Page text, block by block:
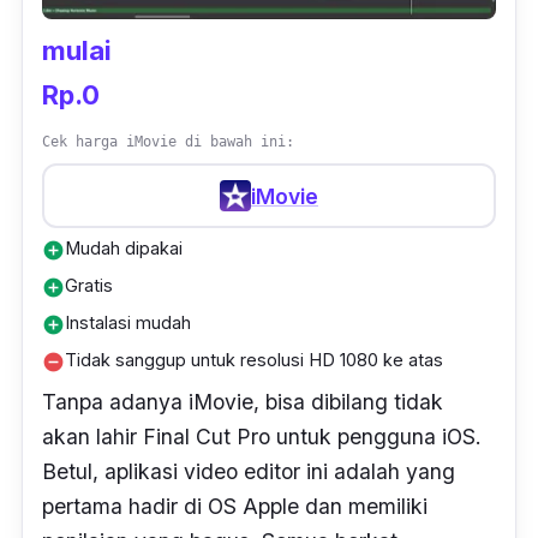
mulai
Rp.0
Cek harga iMovie di bawah ini:
iMovie
add_circleMudah dipakai
add_circleGratis
add_circleInstalasi mudah
remove_circleTidak sanggup untuk resolusi HD 1080 ke atas
Tanpa adanya iMovie, bisa dibilang tidak
akan lahir Final Cut Pro untuk pengguna iOS.
Betul, aplikasi video editor ini adalah yang
pertama hadir di OS Apple dan memiliki